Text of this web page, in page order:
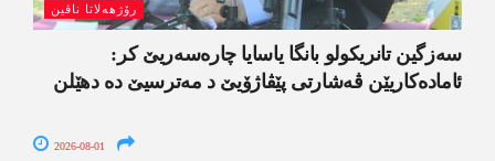
رۆژھەلاتا ناڤین
سەزگین تانریکولو بانگا یاسایا چارەسەریێ کر:
ئامادەکاریێن ڤەشارتی پێڤاژۆیێ د مەترسیێ دە دھێلن
2026-08-01